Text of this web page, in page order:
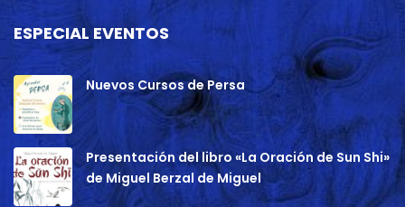
ESPECIAL EVENTOS
Nuevos Cursos de Persa
Presentación del libro «La Oración de Sun Shi»
de Miguel Berzal de Miguel